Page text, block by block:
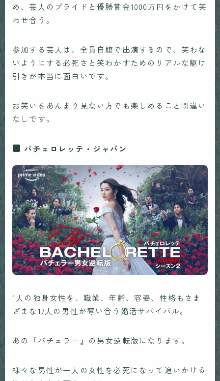
め、芸人のプライドと優勝賞金1000万円をかけて笑
わせ合う。
参加する芸人は、全員自腹で出演するので、笑わな
いようにする必死さと笑わかすためのリアルな駆け
引きが本当に面白いです。
お笑いをあんまり見ない方でも楽しめること間違い
なしです。
バチェロレッテ・ジャパン
1人の独身女性を、職業、年齢、容姿、性格もさま
ざまな17人の男性が奪い合う婚活サバイバル。
あの『バチェラー』の男女逆転版になります。
様々な男性が一人の女性を必死になって追いかける